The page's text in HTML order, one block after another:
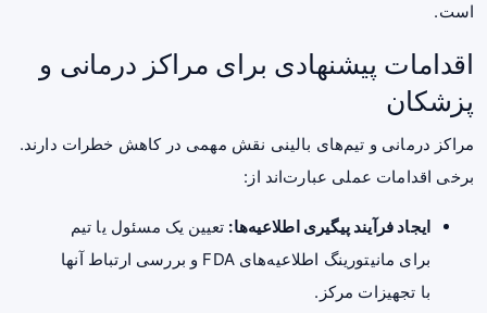
است.
اقدامات پیشنهادی برای مراکز درمانی و
پزشکان
مراکز درمانی و تیم‌های بالینی نقش مهمی در کاهش خطرات دارند.
برخی اقدامات عملی عبارت‌اند از:
ایجاد فرآیند پیگیری اطلاعیه‌ها: تعیین یک مسئول یا تیم
برای مانیتورینگ اطلاعیه‌های FDA و بررسی ارتباط آنها
با تجهیزات مرکز.